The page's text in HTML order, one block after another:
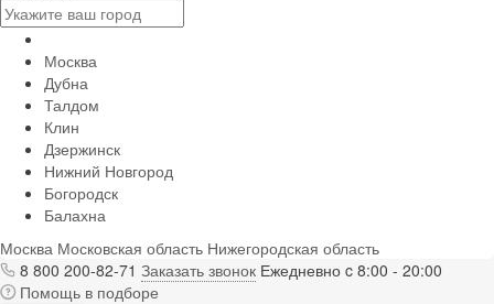
Москва
Дубна
Талдом
Клин
Дзержинск
Нижний Новгород
Богородск
Балахна
Москва Московская область Нижегородская область
8 800 200-82-71 Заказать звонок Ежедневно c 8:00 - 20:00
Помощь в подборе